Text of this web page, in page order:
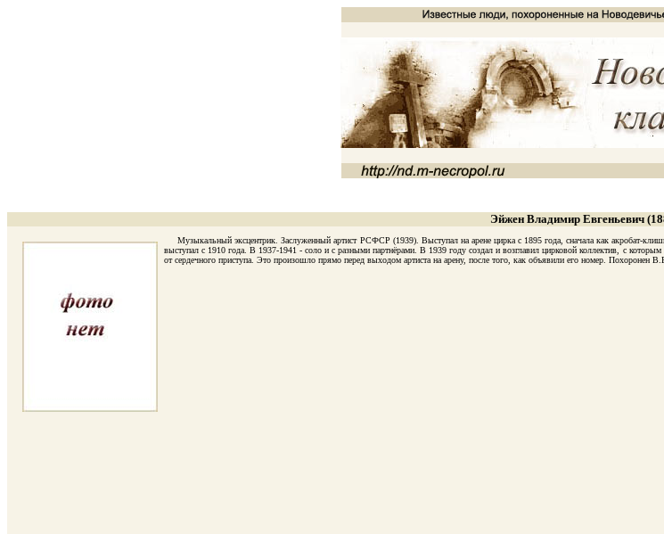
Эйжен Владимир Евгеньевич
Музыкальный эксцентрик. Заслуженный артист РСФСР (1939). Выступал на арене цирка с 1895 года, сначала как акробат-
выступал с 1910 года. В 1937-1941 - соло и с разными партнёрами. В 1939 году создал и возглавил цирковой коллектив, с
от сердечного приступа. Это произошло прямо перед выходом артиста на арену, после того, как объявили его номер.